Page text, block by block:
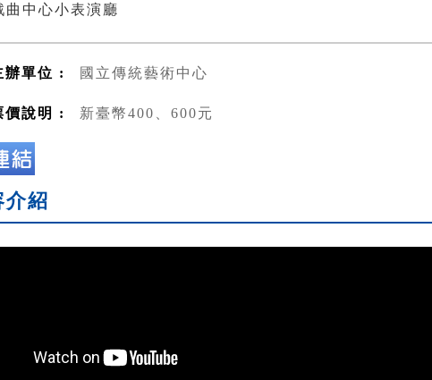
曲中心小表演廳
辦單位 : 國立傳統藝術中心
價說明 : 新臺幣400、600元
介紹